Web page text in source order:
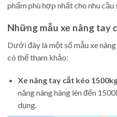
phẩm phù hợp nhất cho nhu cầu
Những mẫu xe nâng tay
Dưới đây là một số mẫu xe
có thể tham khảo:
Xe nâng tay cắt kéo
năng nâng hàng lên đến
dụng.